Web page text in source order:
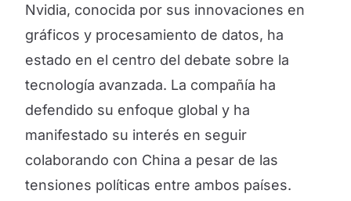
Nvidia, conocida por sus innovaciones en
gráficos y procesamiento de datos, ha
estado en el centro del debate sobre la
tecnología avanzada. La compañía ha
defendido su enfoque global y ha
manifestado su interés en seguir
colaborando con China a pesar de las
tensiones políticas entre ambos países.